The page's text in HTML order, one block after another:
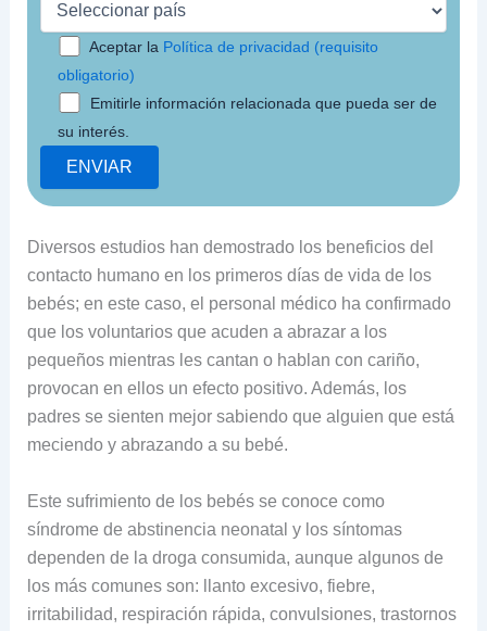
Aceptar la Política de privacidad (requisito
obligatorio)
Emitirle información relacionada que pueda ser de
su interés.
Diversos estudios han demostrado los beneficios del
contacto humano en los primeros días de vida de los
bebés; en este caso, el personal médico ha confirmado
que los voluntarios que acuden a abrazar a los
pequeños mientras les cantan o hablan con cariño,
provocan en ellos un efecto positivo. Además, los
padres se sienten mejor sabiendo que alguien que está
meciendo y abrazando a su bebé.
Este sufrimiento de los bebés se conoce como
síndrome de abstinencia neonatal y los síntomas
dependen de la droga consumida, aunque algunos de
los más comunes son: llanto excesivo, fiebre,
irritabilidad, respiración rápida, convulsiones, trastornos